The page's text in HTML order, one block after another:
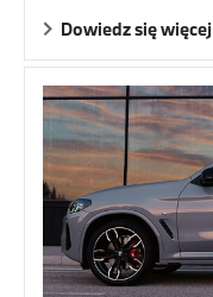
Dowiedz się więcej